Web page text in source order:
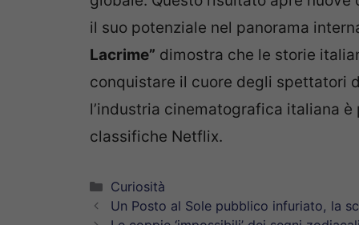
il suo potenziale nel panorama
Lacrime” dimostra che le storie
conquistare il cuore degli spettatori
l’industria cinematografica italiana
classifiche Netflix.
Categorie
Curiosità
Un Posto al Sole pubblico infuriato, la